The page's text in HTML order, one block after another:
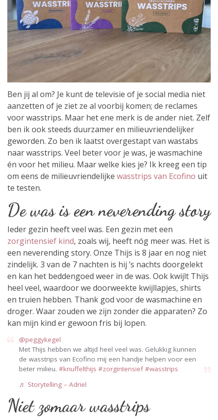
Ben jij al om? Je kunt de televisie of je social media niet
aanzetten of je ziet ze al voorbij komen; de reclames
voor wasstrips. Maar het ene merk is de ander niet. Zelf
ben ik ook steeds duurzamer en milieuvriendelijker
geworden. Zo ben ik laatst overgestapt van wastabs
naar wasstrips. Veel beter voor je was, je wasmachine
én voor het milieu. Maar welke kies je? Ik kreeg een tip
om eens de milieuvriendelijke wasstrips van Ecofino uit
te testen.
De was is een neverending story
Ieder gezin heeft veel was. Een gezin met een
zorgintensief kind, zoals wij, heeft nóg meer was. Het is
een neverending story. Onze Thijs is 8 jaar en nog niet
zindelijk. 3 van de 7 nachten is hij ’s nachts doorgelekt
en kan het beddengoed weer in de was. Ook kwijlt Thijs
heel veel, waardoor we doorweekte kwijllapjes, shirts
en truien hebben. Thank god voor de wasmachine en
droger. Waar zouden we zijn zonder die apparaten? Zo
kan mijn kind er gewoon fris bij lopen.
@peggykegel
Met Thijs hebben we altijd heel veel was. Gelukkig kunnen
de wasstrips van Ecofino mij een handje helpen voor een
beter milieu. #knuffelthijs #zorgintensief #wasstrips
♬ Storytelling – Adriel
Niet zomaar wasstrips